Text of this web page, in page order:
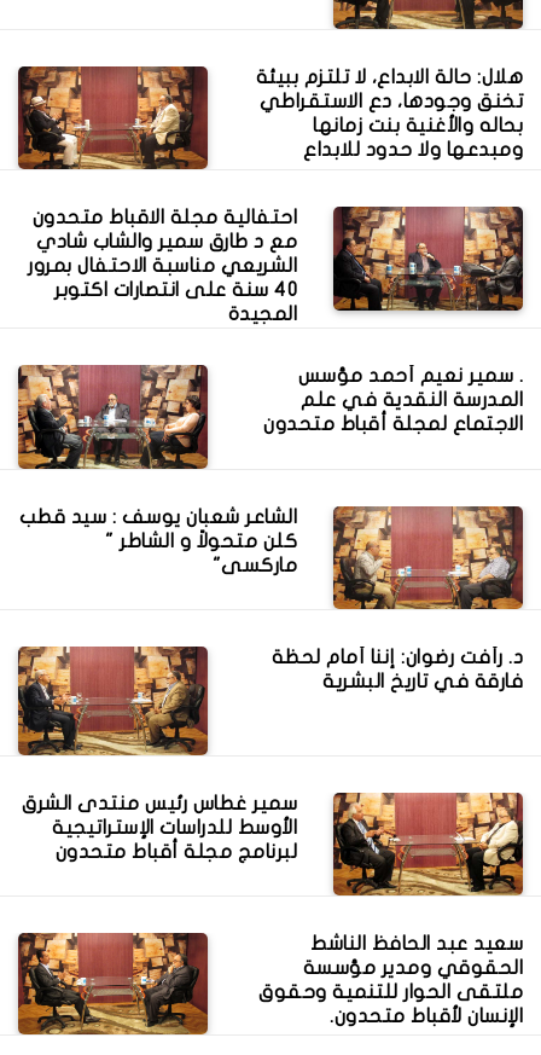
هلال: حالة الابداع، لا تلتزم ببيئة
تخنق وجودها، دع الاستقراطي
بحاله والأغنية بنت زمانها
ومبدعها ولا حدود للابداع
احتفالية مجلة الاقباط متحدون
مع د طارق سمير والشاب شادي
الشريعي مناسبة الاحتفال بمرور
40 سنة على انتصارات اكتوبر
المجيدة
. سمير نعيم أحمد مؤسس
المدرسة النقدية في علم
الاجتماع لمجلة أقباط متحدون
الشاعر شعبان يوسف : سيد قطب
كلن متحولاً و الشاطر "
ماركسى"
د. رأفت رضوان: إننا أمام لحظة
فارقة في تاريخ البشرية
سمير غطاس رئيس منتدى الشرق
الأوسط للدراسات الإستراتيجية
لبرنامج مجلة أقباط متحدون
سعيد عبد الحافظ الناشط
الحقوقي ومدير مؤسسة
ملتقى الحوار للتنمية وحقوق
الإنسان لأقباط متحدون.